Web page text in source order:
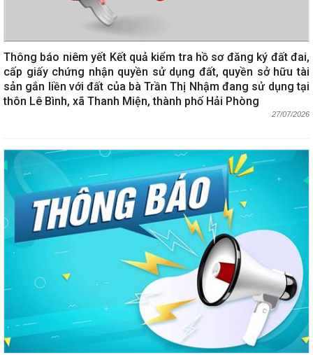
Thông báo niêm yết Kết quả kiểm tra hồ sơ đăng ký đất đai,
cấp giấy chứng nhận quyền sử dụng đất, quyền sở hữu tài
sản gắn liền với đất của bà Trần Thị Nhậm đang sử dụng tại
thôn Lê Bình, xã Thanh Miện, thành phố Hải Phòng
27/07/2026